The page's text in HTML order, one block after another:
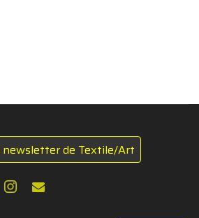
newsletter de Textile/Art